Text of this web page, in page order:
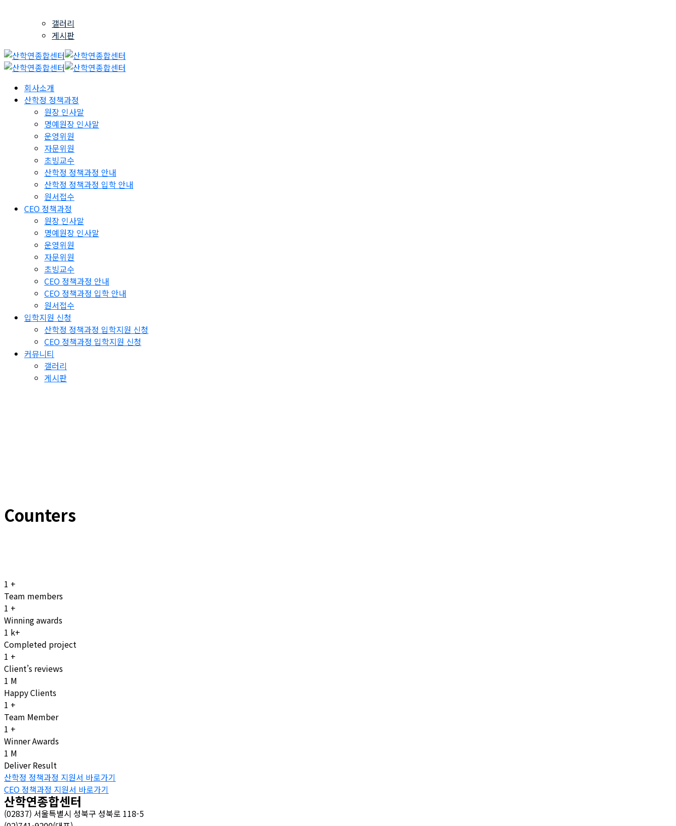
갤러리
게시판
회사소개
산학정 정책과정
원장 인사말
명예원장 인사말
운영위원
자문위원
초빙교수
산학정 정책과정 안내
산학정 정책과정 입학 안내
원서접수
CEO 정책과정
원장 인사말
명예원장 인사말
운영위원
자문위원
초빙교수
CEO 정책과정 안내
CEO 정책과정 입학 안내
원서접수
입학지원 신청
산학정 정책과정 입학지원 신청
CEO 정책과정 입학지원 신청
커뮤니티
갤러리
게시판
Counters
1 +
Team members
1 +
Winning awards
1 k+
Completed project
1 +
Client’s reviews
1 M
Happy Clients
1 +
Team Member
1 +
Winner Awards
1 M
Deliver Result
산학정 정책과정 지원서 바로가기
CEO 정책과정 지원서 바로가기
산학연종합센터
(02837) 서울특별시 성북구 성북로 118-5